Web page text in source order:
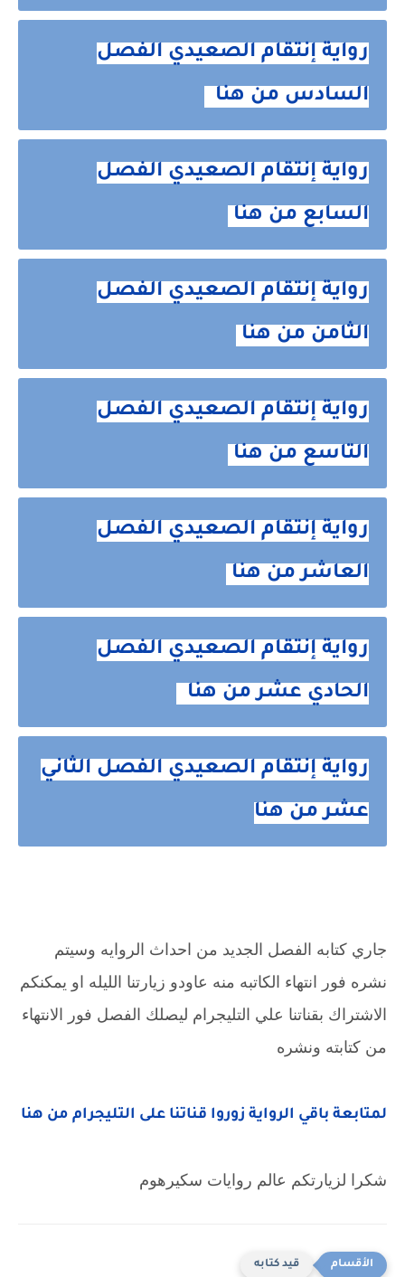
رواية إنتقام الصعيدي الفصل
السادس من هنا
رواية إنتقام الصعيدي الفصل
السابع من هنا
رواية إنتقام الصعيدي الفصل
الثامن من هنا
رواية إنتقام الصعيدي الفصل
التاسع من هنا
رواية إنتقام الصعيدي الفصل
العاشر من هنا
رواية إنتقام الصعيدي الفصل
الحادي عشر من هنا
رواية إنتقام الصعيدي الفصل الثاني
عشر من هنا
جاري كتابه الفصل الجديد من احداث الروايه وسيتم
نشره فور انتهاء الكاتبه منه عاودو زيارتنا الليله او يمكنكم
الاشتراك بقناتنا علي التليجرام ليصلك الفصل فور الانتهاء
من كتابته ونشره
لمتابعة باقي الرواية زوروا قناتنا على التليجرام من هنا
شكرا لزيارتكم عالم روايات سكيرهوم
قيد كتابه